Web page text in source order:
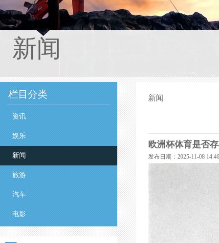
新闻
栏目分类
资讯
娱乐
新闻
旅游
汽车
电影
新闻
欧洲杯体育是否
发布日期：2025-11-08